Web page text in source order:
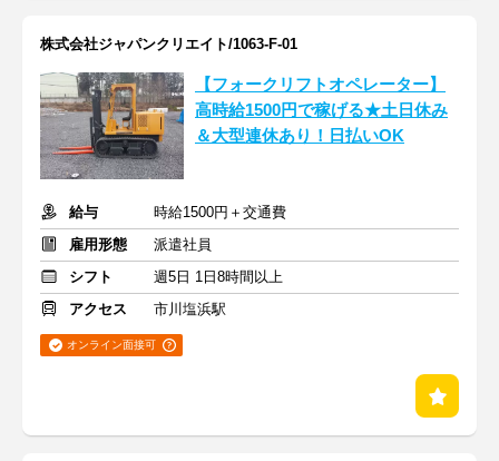
株式会社ジャパンクリエイト/1063-F-01
【フォークリフトオペレーター】
高時給1500円で稼げる★土日休み
＆大型連休あり！日払いOK
給与
時給1500円＋交通費
雇用形態
派遣社員
シフト
週5日 1日8時間以上
アクセス
市川塩浜駅
オンライン面接可